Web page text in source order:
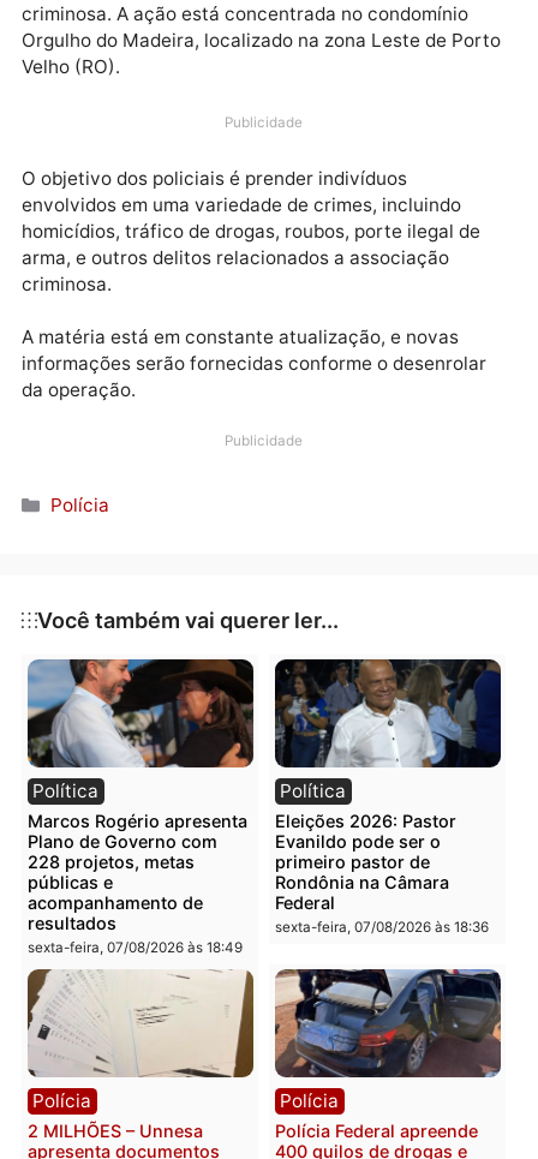
Nesta quarta-feira (20), a Força Integrada de
ao Crime Organizado em Rondônia (FICCO/RO)
deflagrou uma operação para cumprir mandados de
criminosa. A ação está concentrada no condomínio
Velho (RO).
Publicidade
envolvidos em uma variedade de crimes, incluindo
homicídios, tráfico de drogas, roubos, porte ilegal de
arma, e outros delitos relacionados a associação
A matéria está em constante atualização, e novas
Categorias
Polícia
Você também vai querer ler...
Política
Marcos Rogério apresenta
Plano de Governo com
228 projetos, metas
públicas e
acompanhamento de
resultados
Política
Eleições 2026: Pastor
Evanildo pode ser o
primeiro pastor de
Rondônia na Câmara
Federal
sexta-feira, 07/08/2026 às